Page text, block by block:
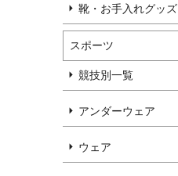
靴・お手入れグッズ
スポーツ
競技別一覧
アンダーウェア
ウェア